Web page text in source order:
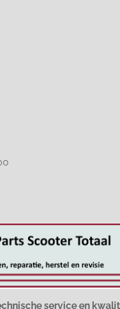
service en